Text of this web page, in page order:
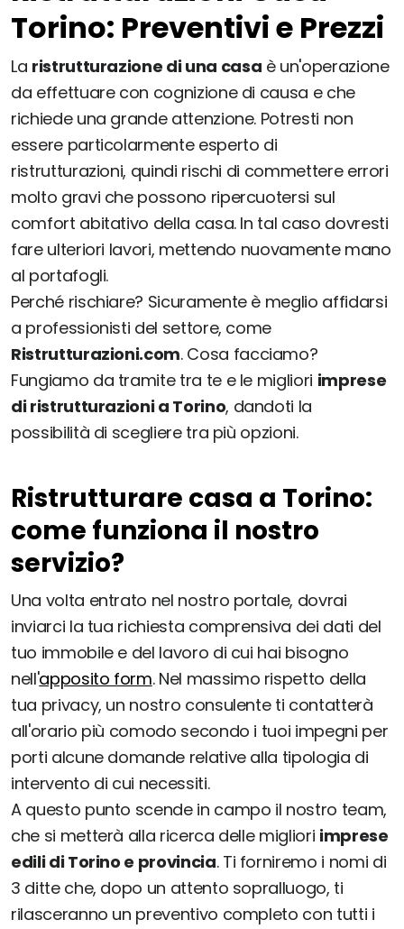
Torino: Preventivi e Prezzi
La ristrutturazione di una casa è un'operazione
da effettuare con cognizione di causa e che
richiede una grande attenzione. Potresti non
essere particolarmente esperto di
ristrutturazioni, quindi rischi di commettere errori
molto gravi che possono ripercuotersi sul
comfort abitativo della casa. In tal caso dovresti
fare ulteriori lavori, mettendo nuovamente mano
al portafogli.
Perché rischiare? Sicuramente è meglio affidarsi
a professionisti del settore, come
Ristrutturazioni.com. Cosa facciamo?
Fungiamo da tramite tra te e le migliori imprese
di ristrutturazioni a Torino, dandoti la
possibilità di scegliere tra più opzioni.
Ristrutturare casa a Torino:
come funziona il nostro
servizio?
Una volta entrato nel nostro portale, dovrai
inviarci la tua richiesta comprensiva dei dati del
tuo immobile e del lavoro di cui hai bisogno
nell'apposito form. Nel massimo rispetto della
tua privacy, un nostro consulente ti contatterà
all'orario più comodo secondo i tuoi impegni per
porti alcune domande relative alla tipologia di
intervento di cui necessiti.
A questo punto scende in campo il nostro team,
che si metterà alla ricerca delle migliori imprese
edili di Torino e provincia. Ti forniremo i nomi di
3 ditte che, dopo un attento sopralluogo, ti
rilasceranno un preventivo completo con tutti i